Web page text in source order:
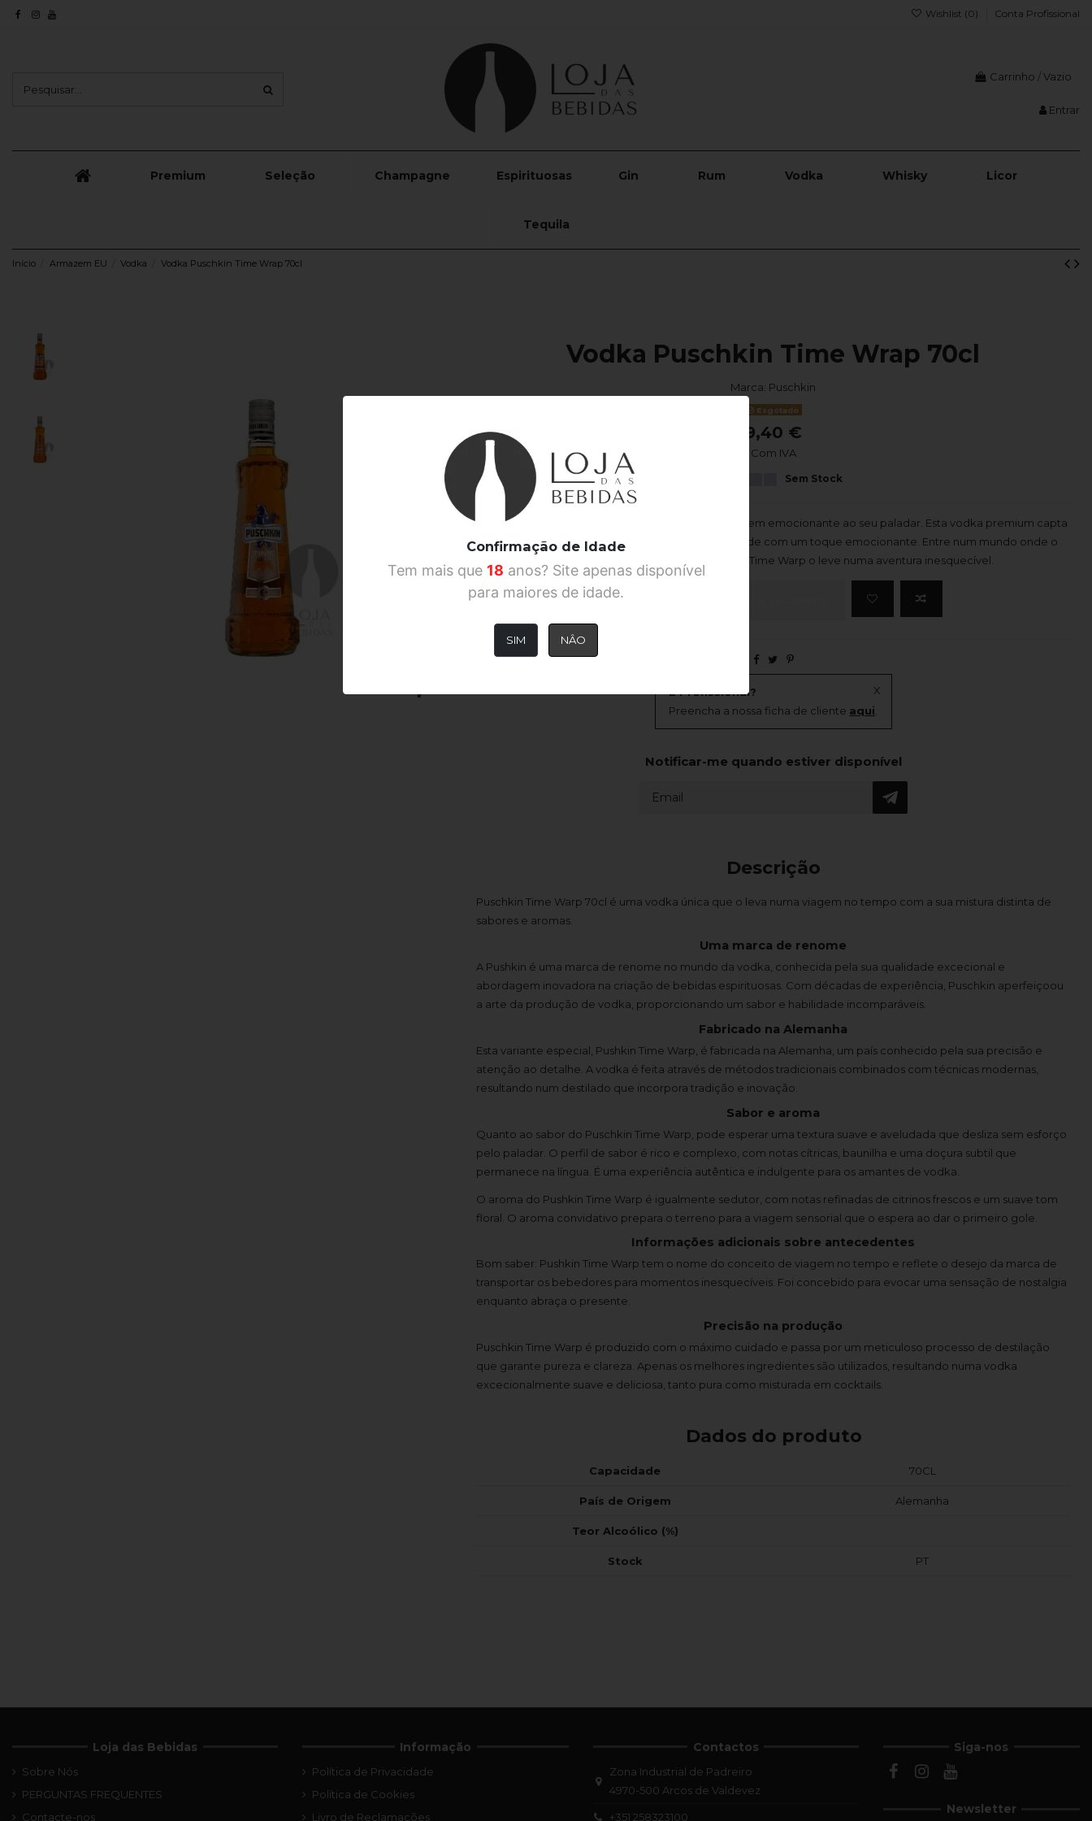
Wishlist (0) Conta Profissional
Carrinho /Vazio
Entrar
Premium Seleção Champagne Espirituosas Gin Rum Vodka Whisky Licor
Tequila
Início Armazem EU Vodka Vodka Puschkin Time Wrap 70cl
Vodka Puschkin Time Wrap 70cl
Marca: Puschkin
Esgotado
9,40 €
Com IVA
Sem Stock
Apresentamos o Pushkin Time Warp 70cl - uma viagem emocionante ao seu paladar. Esta vodka premium capta
a essência da viagem no tempo e combina suavidade com um toque emocionante. Entre num mundo onde o
passado e o presente colidem e deixe que Pushkin Time Warp o leve numa aventura inesquecível.
É Profissional?
Preencha a nossa ficha de cliente aqui
X
Notificar-me quando estiver disponível
Descrição
Puschkin Time Warp 70cl é uma vodka única que o leva numa viagem no tempo com a sua mistura distinta de
sabores e aromas.
Uma marca de renome
A Pushkin é uma marca de renome no mundo da vodka, conhecida pela sua qualidade excecional e
abordagem inovadora na criação de bebidas espirituosas. Com décadas de experiência, Puschkin aperfeiçoou
a arte da produção de vodka, proporcionando um sabor e habilidade incomparáveis.
Fabricado na Alemanha
Esta variante especial, Pushkin Time Warp, é fabricada na Alemanha, um país conhecido pela sua precisão e
atenção ao detalhe. A vodka é feita através de métodos tradicionais combinados com técnicas modernas,
resultando num destilado que incorpora tradição e inovação.
Sabor e aroma
Quanto ao sabor do Puschkin Time Warp, pode esperar uma textura suave e aveludada que desliza sem esforço
pelo paladar. O perfil de sabor é rico e complexo, com notas cítricas, baunilha e uma doçura subtil que
permanece na língua. É uma experiência autêntica e indulgente para os amantes de vodka.
O aroma do Pushkin Time Warp é igualmente sedutor, com notas refinadas de citrinos frescos e um suave tom
floral. O aroma convidativo prepara o terreno para a viagem sensorial que o espera ao dar o primeiro gole.
Informações adicionais sobre antecedentes
Bom saber: Pushkin Time Warp tem o nome do conceito de viagem no tempo e reflete o desejo da marca de
transportar os bebedores para momentos inesquecíveis. Foi concebido para evocar uma sensação de nostalgia
enquanto abraça o presente.
Precisão na produção
Puschkin Time Warp é produzido com o máximo cuidado e passa por um meticuloso processo de destilação
que garante pureza e clareza. Apenas os melhores ingredientes são utilizados, resultando numa vodka
excecionalmente suave e deliciosa, tanto pura como misturada em cocktails.
Dados do produto
Capacidade 70CL
País de Origem Alemanha
Teor Alcoólico (%)
Stock PT
Loja das Bebidas
Sobre Nós
PERGUNTAS FREQUENTES
Contacte-nos
Informação
Política de Privacidade
Política de Cookies
Livro de Reclamações
Contactos
Zona Industrial de Padreiro
4970-500 Arcos de Valdevez
+351 258323100
Confirmação de Idade
Tem mais que 18 anos? Site apenas disponível
para maiores de idade.
SIM NÂO
Siga-nos
Newsletter